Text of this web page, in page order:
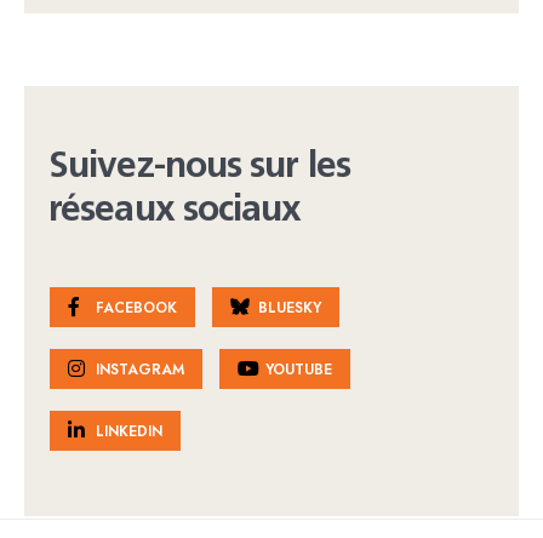
Suivez-nous sur les
réseaux sociaux
FACEBOOK BLUESKY
INSTAGRAM YOUTUBE
LINKEDIN